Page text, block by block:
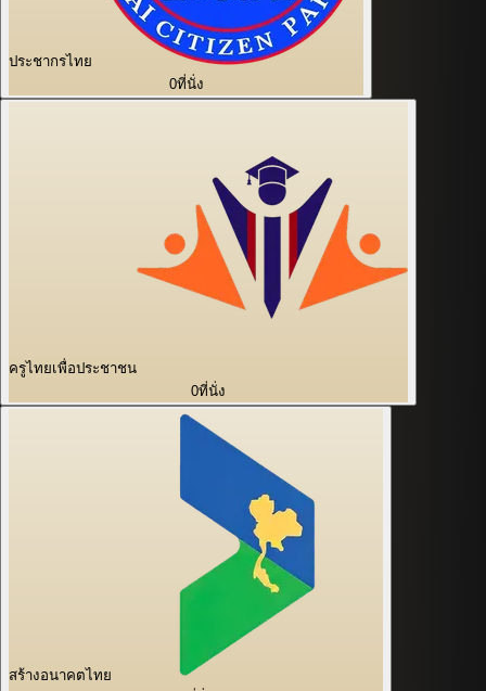
ประชากรไทย
0ที่นั่ง
ครูไทยเพื่อประชาชน
0ที่นั่ง
สร้างอนาคตไทย